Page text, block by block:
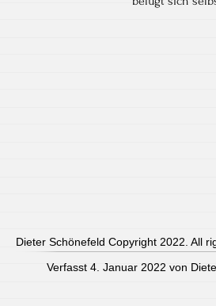
Dieter Schönefeld Copyright 2022. All
Verfasst 4. Januar 2022 von